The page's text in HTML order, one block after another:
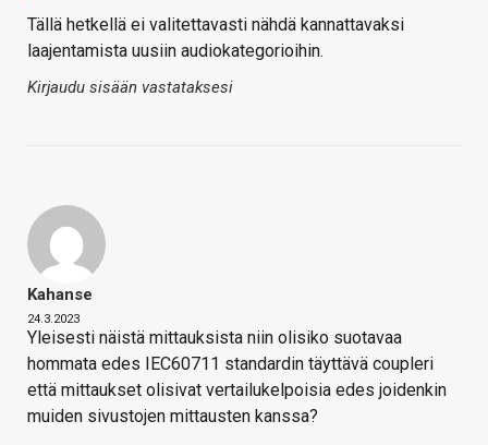
Tällä hetkellä ei valitettavasti nähdä kannattavaksi
laajentamista uusiin audiokategorioihin.
Kirjaudu sisään vastataksesi
Kahanse
24.3.2023
Yleisesti näistä mittauksista niin olisiko suotavaa
hommata edes IEC60711 standardin täyttävä coupleri
että mittaukset olisivat vertailukelpoisia edes joidenkin
muiden sivustojen mittausten kanssa?